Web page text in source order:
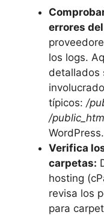
errores
los logs.
detallados
típicos: /
/
WordPress.
Verifica
carpetas:
hosting
revisa los
para